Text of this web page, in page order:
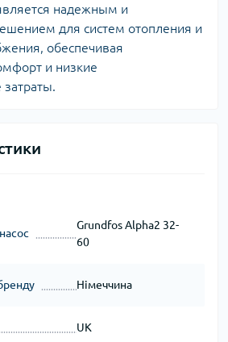
надежным и
для систем отопления и
обеспечивая
и низкие
затраты.
Grundfos Alpha2 32-
60
Німеччина
UK